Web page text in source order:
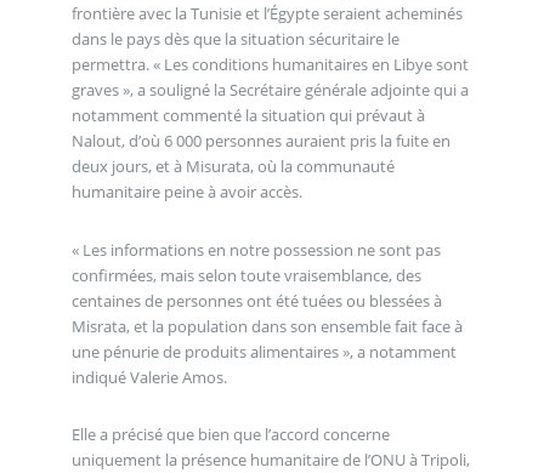
frontière avec la Tunisie et l’Égypte seraient acheminés
dans le pays dès que la situation sécuritaire le
permettra. « Les conditions humanitaires en Libye sont
graves », a souligné la Secrétaire générale adjointe qui a
notamment commenté la situation qui prévaut à
Nalout, d’où 6 000 personnes auraient pris la fuite en
deux jours, et à Misurata, où la communauté
humanitaire peine à avoir accès.
« Les informations en notre possession ne sont pas
confirmées, mais selon toute vraisemblance, des
centaines de personnes ont été tuées ou blessées à
Misrata, et la population dans son ensemble fait face à
une pénurie de produits alimentaires », a notamment
indiqué Valerie Amos.
Elle a précisé que bien que l’accord concerne
uniquement la présence humanitaire de l’ONU à Tripoli,